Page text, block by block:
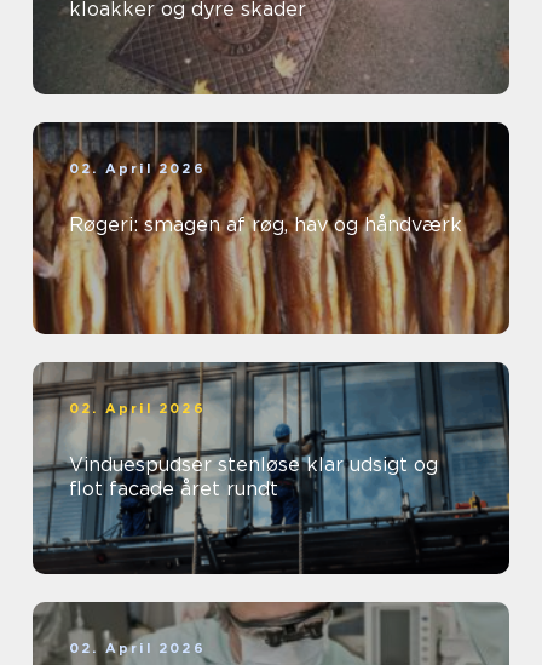
kloakker og dyre skader
02. April 2026
Røgeri: smagen af røg, hav og håndværk
02. April 2026
Vinduespudser stenløse klar udsigt og
flot facade året rundt
02. April 2026